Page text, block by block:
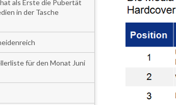
als Erste die Pubertät
in der Tasche
für den Monat Juni